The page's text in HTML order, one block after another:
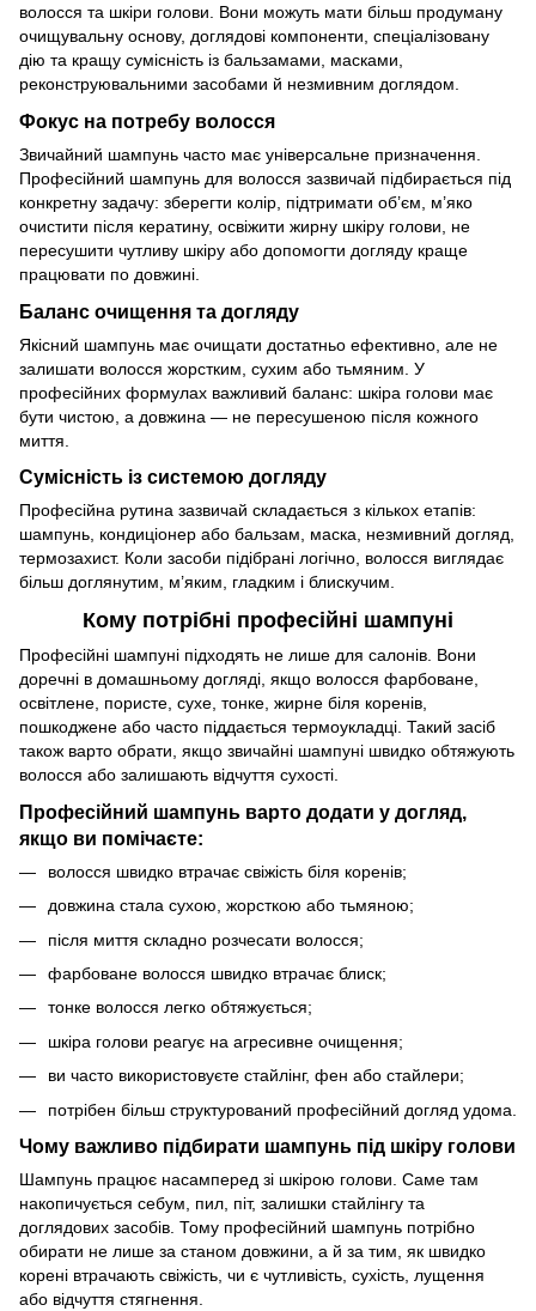
волосся та шкіри голови. Вони можуть мати більш продуману
очищувальну основу, доглядові компоненти, спеціалізовану
дію та кращу сумісність із бальзамами, масками,
реконструювальними засобами й незмивним доглядом.
Фокус на потребу волосся
Звичайний шампунь часто має універсальне призначення.
Професійний шампунь для волосся зазвичай підбирається під
конкретну задачу: зберегти колір, підтримати об’єм, м’яко
очистити після кератину, освіжити жирну шкіру голови, не
пересушити чутливу шкіру або допомогти догляду краще
працювати по довжині.
Баланс очищення та догляду
Якісний шампунь має очищати достатньо ефективно, але не
залишати волосся жорстким, сухим або тьмяним. У
професійних формулах важливий баланс: шкіра голови має
бути чистою, а довжина — не пересушеною після кожного
миття.
Сумісність із системою догляду
Професійна рутина зазвичай складається з кількох етапів:
шампунь, кондиціонер або бальзам, маска, незмивний догляд,
термозахист. Коли засоби підібрані логічно, волосся виглядає
більш доглянутим, м’яким, гладким і блискучим.
Кому потрібні професійні шампуні
Професійні шампуні підходять не лише для салонів. Вони
доречні в домашньому догляді, якщо волосся фарбоване,
освітлене, пористе, сухе, тонке, жирне біля коренів,
пошкоджене або часто піддається термоукладці. Такий засіб
також варто обрати, якщо звичайні шампуні швидко обтяжують
волосся або залишають відчуття сухості.
Професійний шампунь варто додати у догляд,
якщо ви помічаєте:
волосся швидко втрачає свіжість біля коренів;
довжина стала сухою, жорсткою або тьмяною;
після миття складно розчесати волосся;
фарбоване волосся швидко втрачає блиск;
тонке волосся легко обтяжується;
шкіра голови реагує на агресивне очищення;
ви часто використовуєте стайлінг, фен або стайлери;
потрібен більш структурований професійний догляд удома.
Чому важливо підбирати шампунь під шкіру голови
Шампунь працює насамперед зі шкірою голови. Саме там
накопичується себум, пил, піт, залишки стайлінгу та
доглядових засобів. Тому професійний шампунь потрібно
обирати не лише за станом довжини, а й за тим, як швидко
корені втрачають свіжість, чи є чутливість, сухість, лущення
або відчуття стягнення.